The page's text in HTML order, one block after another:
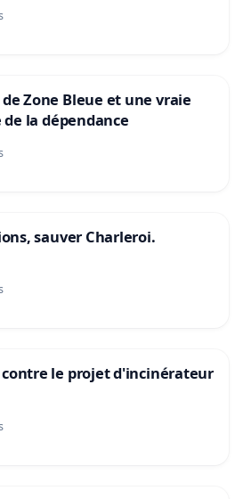
Zone Bleue et une vraie
la dépendance
sauver Charleroi.
le projet d'incinérateur